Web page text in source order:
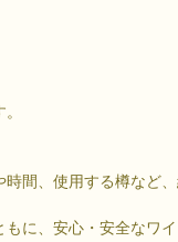
間、使用する樽など
に、安心・安全なワ